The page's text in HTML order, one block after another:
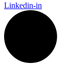
Linkedin-in